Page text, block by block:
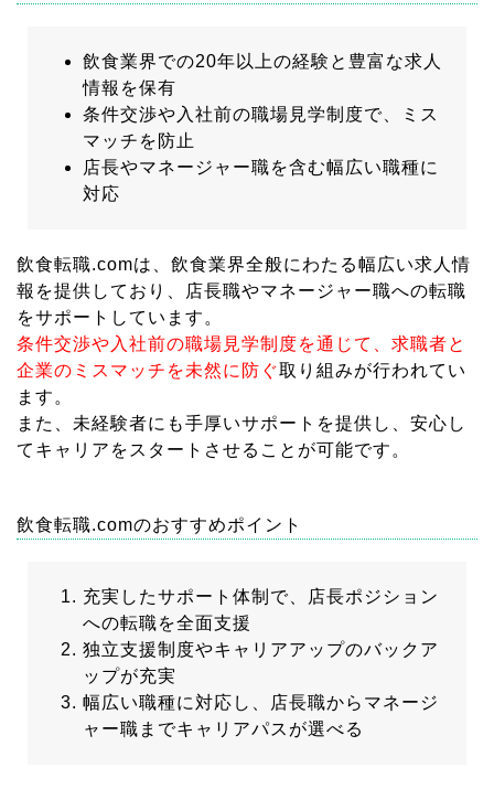
飲食業界での20年以上の経験と豊富な求人
情報を保有
条件交渉や入社前の職場見学制度で、ミス
マッチを防止
店長やマネージャー職を含む幅広い職種に
対応
飲食転職.comは、飲食業界全般にわたる幅広い求人情
報を提供しており、店長職やマネージャー職への転職
をサポートしています。
条件交渉や入社前の職場見学制度を通じて、求職者と
企業のミスマッチを未然に防ぐ取り組みが行われてい
ます。
また、未経験者にも手厚いサポートを提供し、安心し
てキャリアをスタートさせることが可能です。
飲食転職.comのおすすめポイント
充実したサポート体制で、店長ポジション
への転職を全面支援
独立支援制度やキャリアアップのバックア
ップが充実
幅広い職種に対応し、店長職からマネージ
ャー職までキャリアパスが選べる